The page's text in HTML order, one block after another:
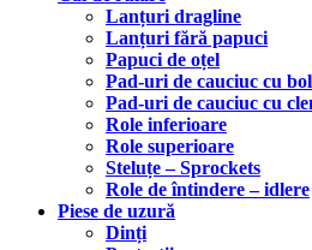
Lanțuri dragline
Lanțuri fără papuci
Papuci de oțel
Pad-uri de cauciuc cu
Pad-uri de cauciuc cu
Role inferioare
Role superioare
Steluțe – Sprockets
Role de întindere – idlere
Piese de uzură
Dinți